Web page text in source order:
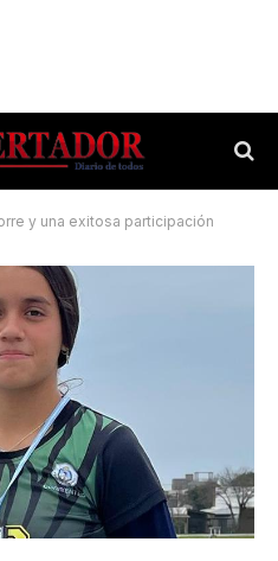
y una exitosa participación